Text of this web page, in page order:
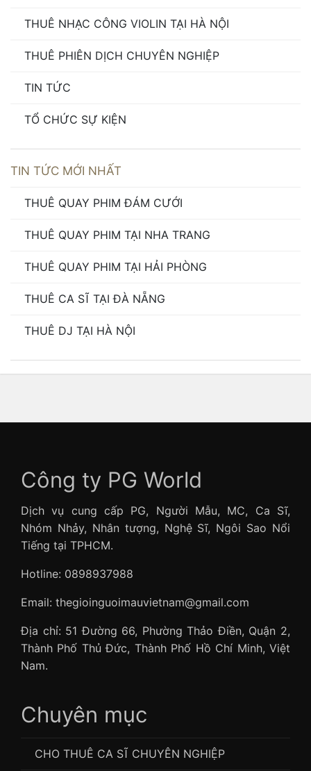
THUÊ NHẠC CÔNG VIOLIN TẠI HÀ NỘI
THUÊ PHIÊN DỊCH CHUYÊN NGHIỆP
TIN TỨC
TỔ CHỨC SỰ KIỆN
TIN TỨC MỚI NHẤT
THUÊ QUAY PHIM ĐÁM CƯỚI
THUÊ QUAY PHIM TẠI NHA TRANG
THUÊ QUAY PHIM TẠI HẢI PHÒNG
THUÊ CA SĨ TẠI ĐÀ NẴNG
THUÊ DJ TẠI HÀ NỘI
Công ty PG World
Dịch vụ cung cấp PG, Người Mẫu, MC, Ca Sĩ,
Nhóm Nhảy, Nhân tượng, Nghệ Sĩ, Ngôi Sao Nổi
Tiếng tại TPHCM.
Hotline: 0898937988
Email: thegioinguoimauvietnam@gmail.com
Địa chỉ: 51 Đường 66, Phường Thảo Điền, Quận 2,
Thành Phố Thủ Đức, Thành Phố Hồ Chí Minh, Việt
Nam.
Chuyên mục
CHO THUÊ CA SĨ CHUYÊN NGHIỆP